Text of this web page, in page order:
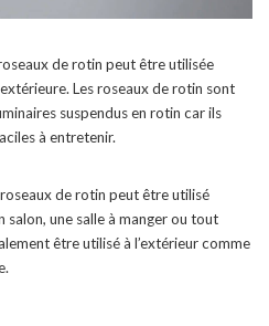
de rotin peut être utilisée
Les roseaux de rotin sont
suspendus en rotin car ils
à entretenir.
de rotin peut être utilisé
une salle à manger ou tout
être utilisé à l’extérieur comme